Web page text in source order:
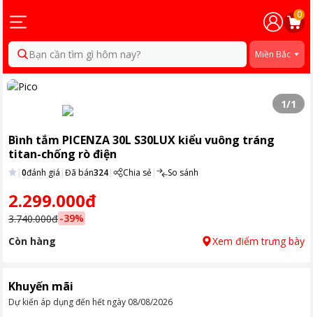
0
Bạn cần tìm gì hôm nay? Miền Bắc
1/1
Bình tắm PICENZA 30L S30LUX kiểu vuông tráng
titan-chống rò điện
|0đánh giá |Đã bán324| Chia sẻ| So sánh
2.299.000đ
3.740.000đ-39%
Còn hàng
Xem điểm trưng bày
Khuyến mãi
Dự kiến áp dụng đến hết ngày 08/08/2026